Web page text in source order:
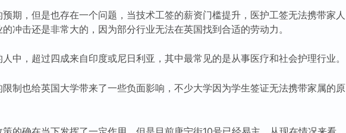
期，但是也存在一个问题，当技术工签的薪资门槛提升，医护工签无法携带家人
冲击还是非常大的，因为部分行业无法在英国找到合适的劳动力。
中，超过四成来自印度或尼日利亚，其中最常见的是从事医疗和社会护理行业。
制也给英国大学带来了一些负面影响，不少大学因为学生签证无法携带家属的原